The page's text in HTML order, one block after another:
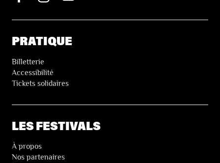
PRATIQUE
Billetterie
Accessibilité
Tickets solidaires
LES FESTIVALS
À propos
Nos partenaires